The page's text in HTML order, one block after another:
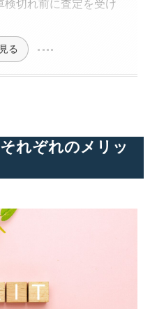
検切れ前に査定を受け
る
れぞれのメリッ